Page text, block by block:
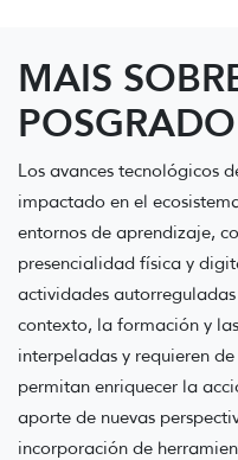
MAIS
POSGRADO
Los avances tecnológicos
impactado en el
entornos de aprendizaje,
presencialidad física y
actividades
contexto, la formación y
interpeladas y requieren
permitan enriquecer la
aporte de nuevas
incorporación de